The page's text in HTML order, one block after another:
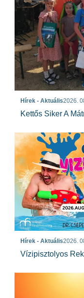
Hírek - Aktuális2026.
Kettős Siker A
Hírek - Aktuális2026.
Vízipisztolyos